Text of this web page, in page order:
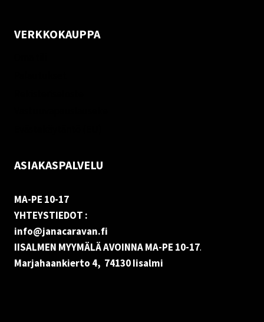
VERKKOKAUPPA
ASIAKASPALVELU
MA-PE 10-17
YHTEYSTIEDOT :
info@janacaravan.fi
IISALMEN MYYMÄLÄ AVOINNA MA-PE 10-17.
Marjahaankierto 4, 74130 Iisalmi